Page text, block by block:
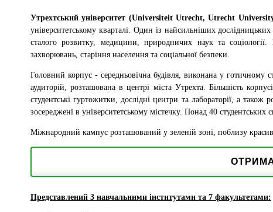
Утрехтський університет (Universiteit Utrecht, Utrecht
університетському кварталі. Один із найсильніших
сталого розвитку, медицини, природничих наук та
захворювань, старіння населення та соціальної безпеки.
Головний корпус - середньовічна будівля, виконана у готичному
аудиторій, розташована в центрі міста Утрехта. Більшість
студентські гуртожитки, дослідні центри та лабораторії, а
зосереджені в університетському містечку. Понад 40
Міжнародний кампус розташований у зеленій зоні, поблизу
Представлений 3 навчальними інститутами та 7 факультетами: